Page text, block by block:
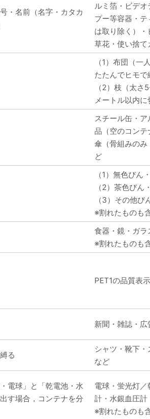
・名前（名字・カタカ
ルミ箔・ビデ
プー等容器・
は取り除く）・
草花・使い捨
（1）布団（一
たたんでヒモで
（2）枝（太
メートル以内
スチール缶・
品（空のコンテ
傘（骨組みの
ど
（1）無色びん
（2）茶色びん
（3）その他
※割れたものも
食器・鏡・ガ
※割れたものも
PET1の品質表
新聞・雑誌・
る
シャツ・靴下
など
電球」と「乾電池・水
す場合，コンテナを分
電球・蛍光灯
計・水銀血圧計
※割れたものも